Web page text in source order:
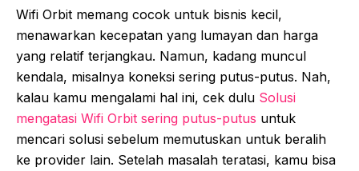
Wifi Orbit memang cocok untuk bisnis kecil,
menawarkan kecepatan yang lumayan dan harga
yang relatif terjangkau. Namun, kadang muncul
kendala, misalnya koneksi sering putus-putus. Nah,
kalau kamu mengalami hal ini, cek dulu Solusi
mengatasi Wifi Orbit sering putus-putus untuk
mencari solusi sebelum memutuskan untuk beralih
ke provider lain. Setelah masalah teratasi, kamu bisa